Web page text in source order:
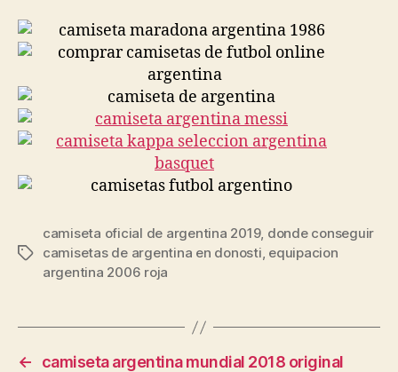
Etiquetas
camiseta oficial de argentina 2019, donde conseguir
camisetas de argentina en donosti, equipacion
argentina 2006 roja
←
camiseta argentina mundial 2018 original